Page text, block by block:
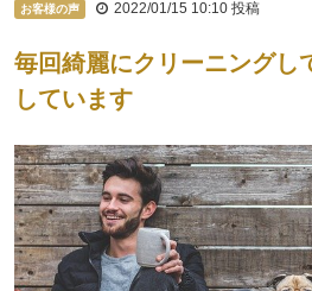
お客様の声 2022/01/15 10:10 投稿
毎回綺麗にクリーニングし
しています